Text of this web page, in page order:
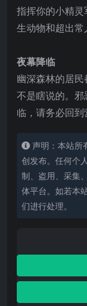
指挥你的小精
生动物和超出常
夜幕降临
幽深森林的居
不是瞎说的。
临，请务必回到
声明：本站所
创发布。任何个
制、盗用、采集
体平台。如若本
们进行处理。